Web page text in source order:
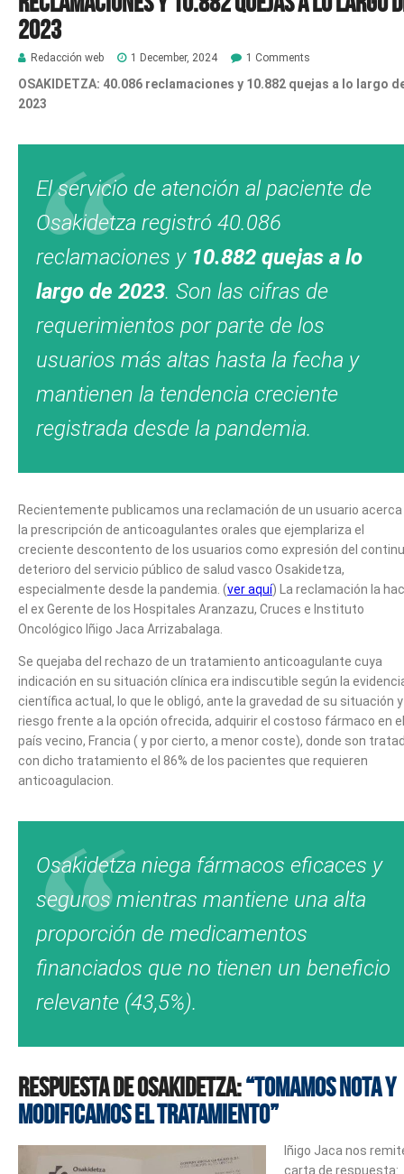
2023
Redacción web 1 December, 2024 1 Comments
OSAKIDETZA: 40.086 reclamaciones y 10.882 quejas a lo largo
2023
El servicio de atención al paciente de
Osakidetza registró 40.086
reclamaciones y 10.882 quejas a lo
largo de 2023. Son las cifras de
requerimientos por parte de los
usuarios más altas hasta la fecha y
mantienen la tendencia creciente
registrada desde la pandemia.
Recientemente publicamos una reclamación de un usuario acerca
la prescripción de anticoagulantes orales que ejemplariza el
creciente descontento de los usuarios como expresión del
deterioro del servicio público de salud vasco Osakidetza,
especialmente desde la pandemia. (ver aquí) La reclamación la
el ex Gerente de los Hospitales Aranzazu, Cruces e Instituto
Oncológico Iñigo Jaca Arrizabalaga.
Se quejaba del rechazo de un tratamiento anticoagulante cuya
indicación en su situación clínica era indiscutible según la
científica actual, lo que le obligó, ante la gravedad de su situación y
riesgo frente a la opción ofrecida, adquirir el costoso fármaco en el
país vecino, Francia ( y por cierto, a menor coste), donde son
con dicho tratamiento el 86% de los pacientes que requieren
anticoagulacion.
Osakidetza niega fármacos eficaces y
seguros mientras mantiene una alta
proporción de medicamentos
financiados que no tienen un beneficio
relevante (43,5%).
RESPUESTA de Osakidetza:“tomamos nota y
modificamos el tratamiento”
Iñigo Jaca nos
carta de respuesta: